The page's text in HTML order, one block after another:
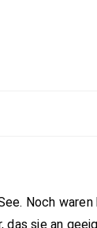
Noch waren
das sie an